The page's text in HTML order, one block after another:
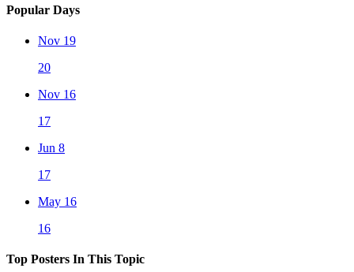
Popular Days
Nov 19
20
Nov 16
17
Jun 8
17
May 16
16
Top Posters In This Topic